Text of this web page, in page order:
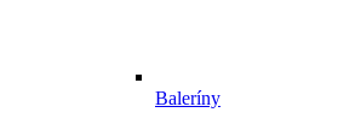
Baleríny